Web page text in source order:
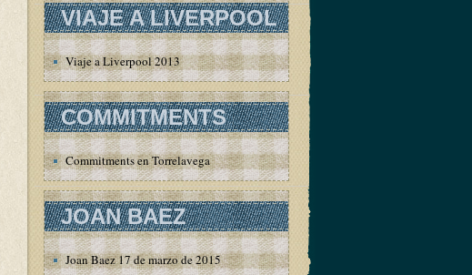
VIAJE A LIVERPOOL
Viaje a Liverpool 2013
COMMITMENTS
Commitments en Torrelavega
JOAN BAEZ
Joan Baez 17 de marzo de 2015